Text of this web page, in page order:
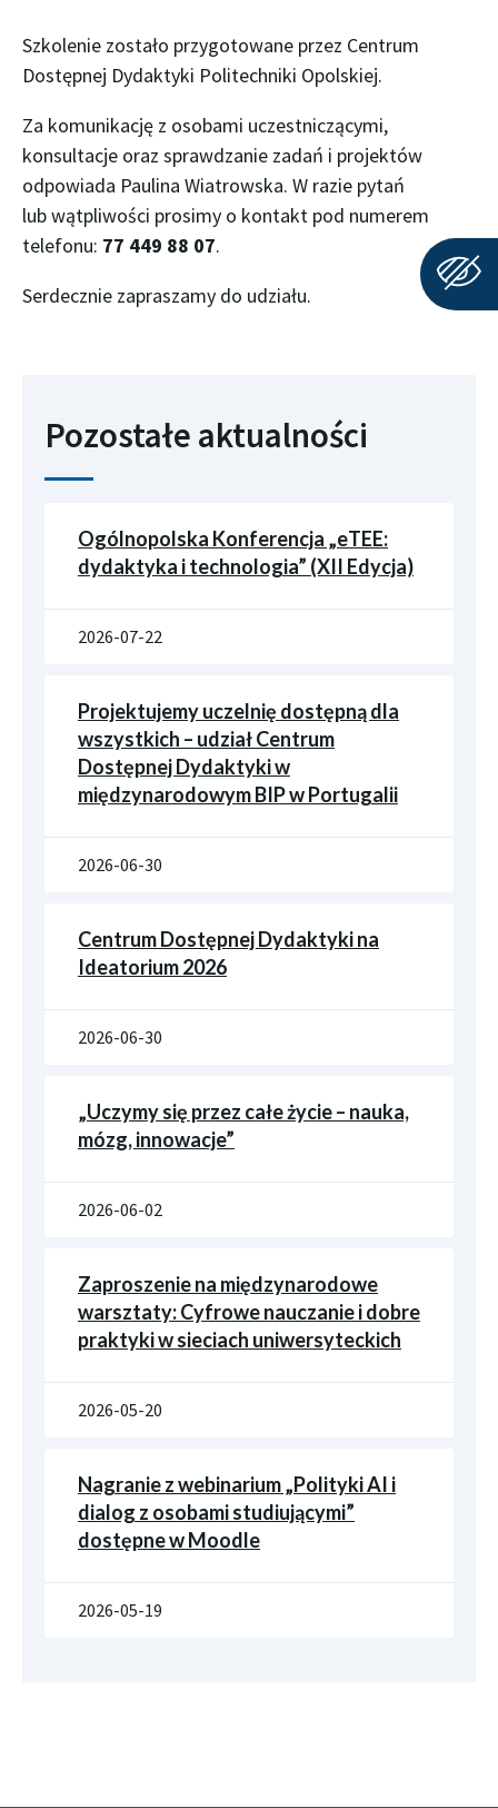
Szkolenie zostało przygotowane przez Centrum
Dostępnej Dydaktyki Politechniki Opolskiej.
Za komunikację z osobami uczestniczącymi,
konsultacje oraz sprawdzanie zadań i projektów
odpowiada Paulina Wiatrowska. W razie pytań
lub wątpliwości prosimy o kontakt pod numerem
telefonu: 77 449 88 07.
Serdecznie zapraszamy do udziału.
Pozostałe aktualności
Ogólnopolska Konferencja „eTEE:
dydaktyka i technologia” (XII Edycja)
2026-07-22
Projektujemy uczelnię dostępną dla
wszystkich – udział Centrum
Dostępnej Dydaktyki w
międzynarodowym BIP w Portugalii
2026-06-30
Centrum Dostępnej Dydaktyki na
Ideatorium 2026
2026-06-30
„Uczymy się przez całe życie – nauka,
mózg, innowacje”
2026-06-02
Zaproszenie na międzynarodowe
warsztaty: Cyfrowe nauczanie i dobre
praktyki w sieciach uniwersyteckich
2026-05-20
Nagranie z webinarium „Polityki AI i
dialog z osobami studiującymi”
dostępne w Moodle
2026-05-19